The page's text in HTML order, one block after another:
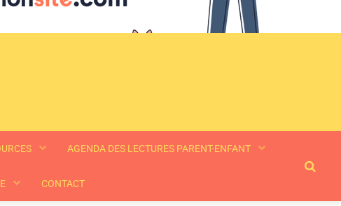
AGENDA DES LECTURES PARENT-ENFANT
CONTACT